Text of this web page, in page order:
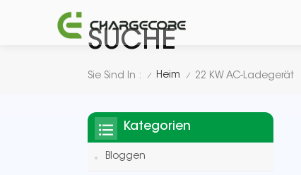
SUCHE
Sie Sind In : / Heim / 22 KW AC-Ladegerät
Kategorien
Bloggen